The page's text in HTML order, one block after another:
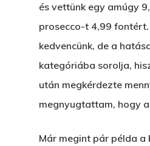
és vettünk egy amúgy
prosecco-t 4,99 fontért.
kedvencünk, de a
kategóriába sorolja,
után megkérdezte
megnyugtattam, hogy
Már megint pár példa a